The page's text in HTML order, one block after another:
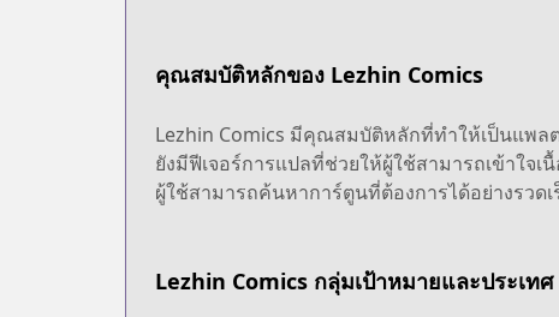
คุณสมบัติหลักของ Lezhin Comics
Lezhin Comics มีคุณสมบัติหลักที่ทำให้เป็นแพ
ยังมีฟีเจอร์การแปลที่ช่วยให้ผู้ใช้สามารถเข้าใจ
ผู้ใช้สามารถค้นหาการ์ตูนที่ต้องการได้อย่างรว
Lezhin Comics กลุ่มเป้าหมายและประเทศ